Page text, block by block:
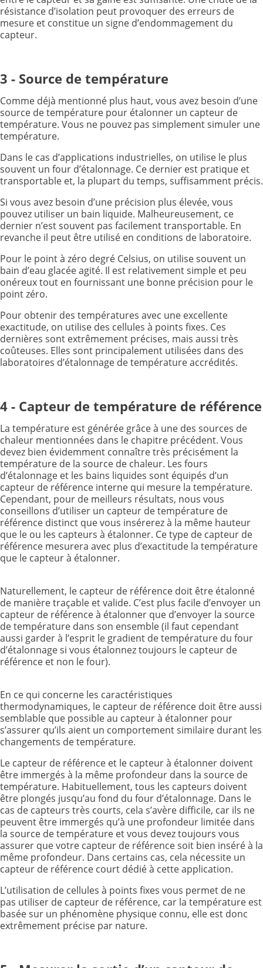
résistance d’isolation peut provoquer des erreurs de
mesure et constitue un signe d’endommagement du
capteur.
3 - Source de température
Comme déjà mentionné plus haut, vous avez besoin d’une
source de température pour étalonner un capteur de
température. Vous ne pouvez pas simplement simuler une
température.
Dans le cas d’applications industrielles, on utilise le plus
souvent un four d’étalonnage. Ce dernier est pratique et
transportable et, la plupart du temps, suffisamment précis.
Si vous avez besoin d’une précision plus élevée, vous
pouvez utiliser un bain liquide. Malheureusement, ce
dernier n’est souvent pas facilement transportable. En
revanche il peut être utilisé en conditions de laboratoire.
Pour le point à zéro degré Celsius, on utilise souvent un
bain d’eau glacée agité. Il est relativement simple et peu
onéreux tout en fournissant une bonne précision pour le
point zéro.
Pour obtenir des températures avec une excellente
exactitude, on utilise des cellules à points fixes. Ces
dernières sont extrêmement précises, mais aussi très
coûteuses. Elles sont principalement utilisées dans des
laboratoires d’étalonnage de température accrédités.
4 - Capteur de température de référence
La température est générée grâce à une des sources de
chaleur mentionnées dans le chapitre précédent. Vous
devez bien évidemment connaître très précisément la
température de la source de chaleur. Les fours
d’étalonnage et les bains liquides sont équipés d’un
capteur de référence interne qui mesure la température.
Cependant, pour de meilleurs résultats, nous vous
conseillons d’utiliser un capteur de température de
référence distinct que vous insérerez à la même hauteur
que le ou les capteurs à étalonner. Ce type de capteur de
référence mesurera avec plus d’exactitude la température
que le capteur à étalonner.
Naturellement, le capteur de référence doit être étalonné
de manière traçable et valide. C’est plus facile d’envoyer un
capteur de référence à étalonner que d’envoyer la source
de température dans son ensemble (il faut cependant
aussi garder à l’esprit le gradient de température du four
d’étalonnage si vous étalonnez toujours le capteur de
référence et non le four).
En ce qui concerne les caractéristiques
thermodynamiques, le capteur de référence doit être aussi
semblable que possible au capteur à étalonner pour
s’assurer qu’ils aient un comportement similaire durant les
changements de température.
Le capteur de référence et le capteur à étalonner doivent
être immergés à la même profondeur dans la source de
température. Habituellement, tous les capteurs doivent
être plongés jusqu’au fond du four d’étalonnage. Dans le
cas de capteurs très courts, cela s’avère difficile, car ils ne
peuvent être immergés qu’à une profondeur limitée dans
la source de température et vous devez toujours vous
assurer que votre capteur de référence soit bien inséré à la
même profondeur. Dans certains cas, cela nécessite un
capteur de référence court dédié à cette application.
L’utilisation de cellules à points fixes vous permet de ne
pas utiliser de capteur de référence, car la température est
basée sur un phénomène physique connu, elle est donc
extrêmement précise par nature.